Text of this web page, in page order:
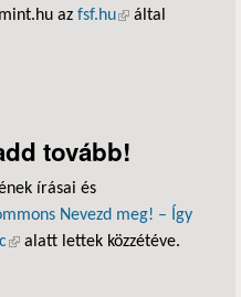
az fsf.hu(külső hivatkozás)
által
tovább!
írásai és
Nevezd meg! – Így
(külső hivatkozás)
alatt lettek közzétéve.